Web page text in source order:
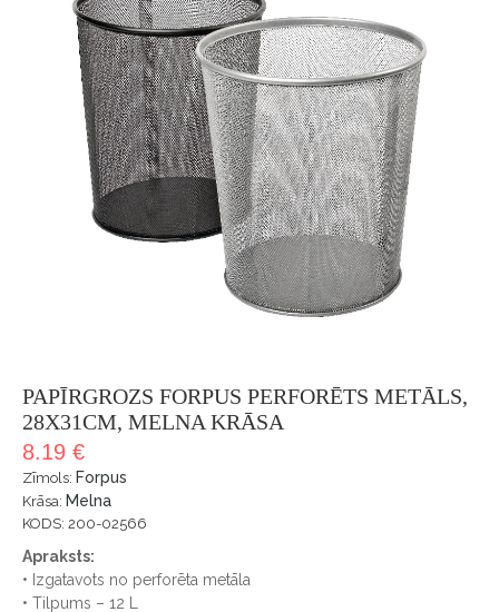
PAPĪRGROZS FORPUS PERFORĒTS METĀLS,
28X31CM, MELNA KRĀSA
8.19 €
Zīmols: Forpus
Krāsa: Melna
KODS: 200-02566
Apraksts:
• Izgatavots no perforēta metāla
• Tilpums – 12 L